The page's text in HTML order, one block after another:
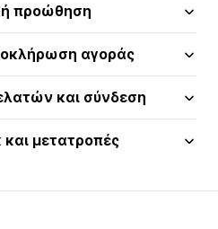
προώθηση
αγοράς
και σύνδεση
μετατροπές